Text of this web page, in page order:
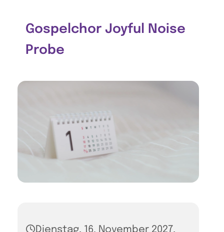
Gospelchor Joyful Noise
Probe